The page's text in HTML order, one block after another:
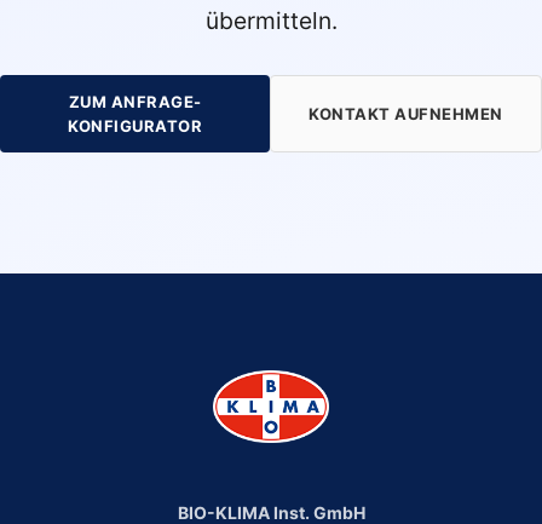
übermitteln.
ZUM ANFRAGE-
KONFIGURATOR
KONTAKT AUFNEHMEN
BIO-KLIMA Inst. GmbH